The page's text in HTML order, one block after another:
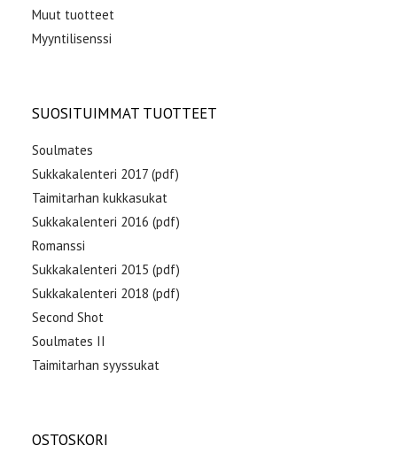
Muut tuotteet
Myyntilisenssi
SUOSITUIMMAT TUOTTEET
Soulmates
Sukkakalenteri 2017 (pdf)
Taimitarhan kukkasukat
Sukkakalenteri 2016 (pdf)
Romanssi
Sukkakalenteri 2015 (pdf)
Sukkakalenteri 2018 (pdf)
Second Shot
Soulmates II
Taimitarhan syyssukat
OSTOSKORI